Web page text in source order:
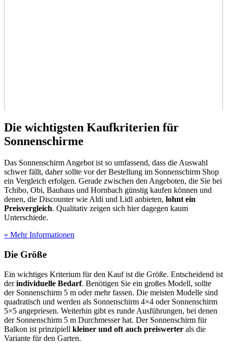
Die wichtigsten Kaufkriterien für
Sonnenschirme
Das Sonnenschirm Angebot ist so umfassend, dass die Auswahl
schwer fällt, daher sollte vor der Bestellung im Sonnenschirm Shop
ein Vergleich erfolgen. Gerade zwischen den Angeboten, die Sie bei
Tchibo, Obi, Bauhaus und Hornbach günstig kaufen können und
denen, die Discounter wie Aldi und Lidl anbieten, lohnt ein
Preisvergleich. Qualitativ zeigen sich hier dagegen kaum
Unterschiede.
» Mehr Informationen
Die Größe
Ein wichtiges Kriterium für den Kauf ist die Größe. Entscheidend ist
derindividuelle Bedarf. Benötigen Sie ein großes Modell, sollte
der Sonnenschirm 5 m oder mehr fassen. Die meisten Modelle sind
quadratisch und werden als Sonnenschirm 4×4 oder Sonnenschirm
5×5 angepriesen. Weiterhin gibt es runde Ausführungen, bei denen
der Sonnenschirm 5 m Durchmesser hat. Der Sonnenschirm für
Balkon ist prinzipiell kleiner und oft auch preiswerter als die
Variante für den Garten.